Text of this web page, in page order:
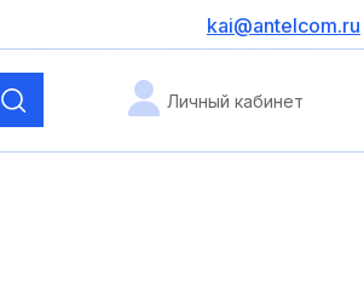
kai@antelcom.ru
Личный кабинет